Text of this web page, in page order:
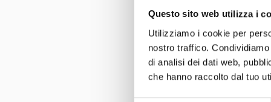
Questo sito web utilizza i
Utilizziamo i cookie per
nostro traffico.
di analisi dei dati web,
che hanno raccolto dal tuo